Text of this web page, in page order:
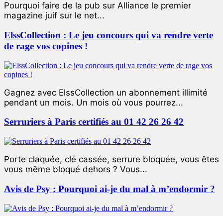
Pourquoi faire de la pub sur Alliance le premier
magazine juif sur le net...
ElssCollection : Le jeu concours qui va rendre verte
de rage vos copines !
Gagnez avec ElssCollection un abonnement illimité
pendant un mois. Un mois où vous pourrez...
Serruriers à Paris certifiés au 01 42 26 26 42
Porte claquée, clé cassée, serrure bloquée, vous êtes
vous même bloqué dehors ? Vous...
Avis de Psy : Pourquoi ai-je du mal à m’endormir ?